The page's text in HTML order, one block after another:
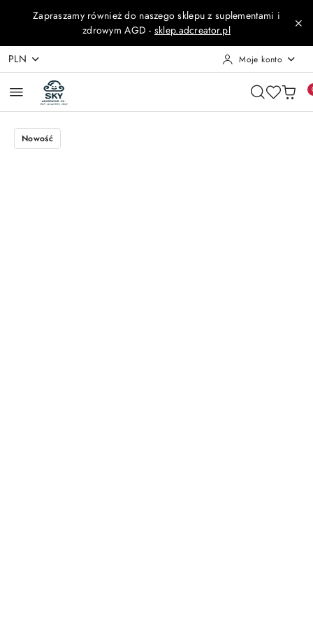
Przejdź do treści głównej
Przejdź do wyszukiwarki
Przejdź do moje konto
Przejdź do menu głównego
Przejdź do opisu produktu
Przejdź do stopki
Zapraszamy również do naszego sklepu z suplementami i
zdrowym AGD - sklep.adcreator.pl
PLN Moje konto
Nowość